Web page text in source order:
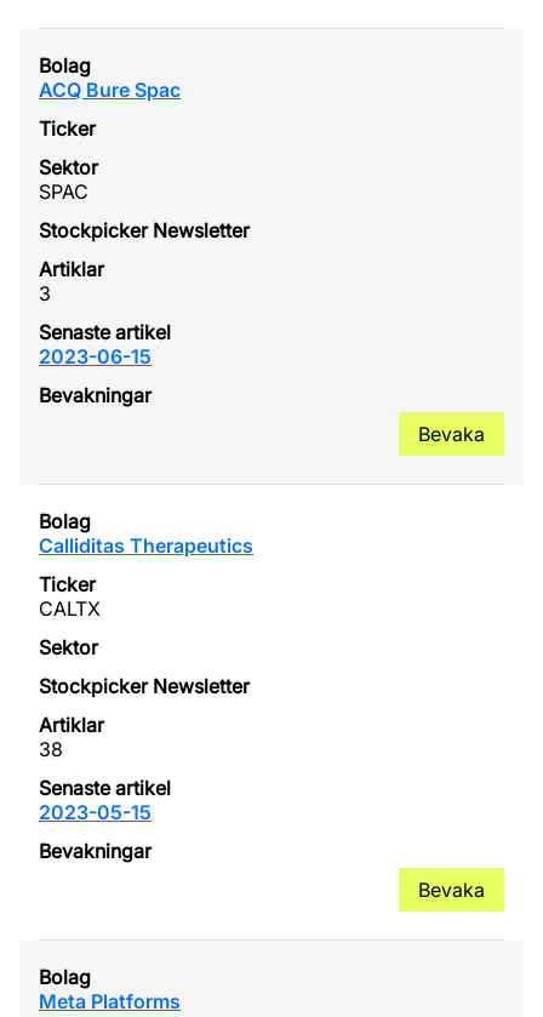
ACQ Bure Spac
SPAC
3
2023-06-15
Bevaka
Calliditas Therapeutics
CALTX
38
2023-05-15
Bevaka
Meta Platforms